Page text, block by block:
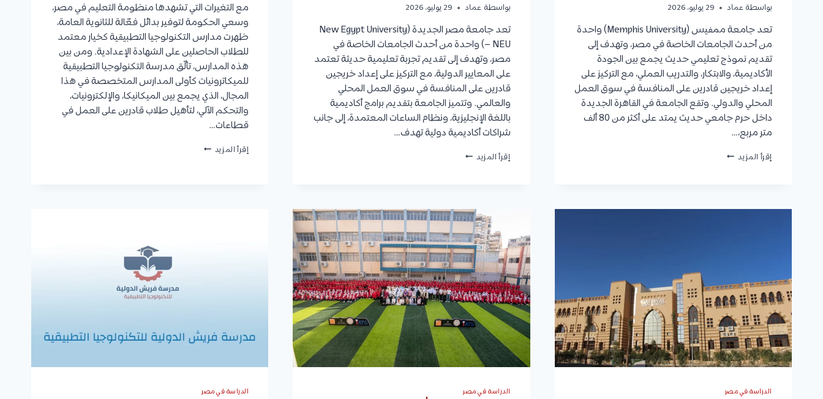
بواسطة عماد 29 يوليو، 2026
تعد جامعة ممفيس (Memphis University) واحدة
من أحدث الجامعات الخاصة في مصر، وتهدف إلى
تقديم نموذج تعليمي حديث يجمع بين الجودة
الأكاديمية، والابتكار، والتدريب العملي، مع التركيز على
إعداد خريجين قادرين على المنافسة في سوق العمل
المحلي والدولي. وتقع الجامعة في القاهرة الجديدة
داخل حرم جامعي حديث يمتد على أكثر من 80 ألف
متر مربع،…
إقرأ المزيد جامعة
التقديم
بواسطة عماد 29 يوليو، 2026
تعد جامعة مصر الجديدة (New Egypt University
– NEU) واحدة من أحدث الجامعات الخاصة في
مصر، وتهدف إلى تقديم تجربة تعليمية حديثة تعتمد
على المعايير الدولية، مع التركيز على إعداد خريجين
قادرين على المنافسة في سوق العمل المحلي
والعالمي. وتتميز الجامعة بتقديم برامج أكاديمية
باللغة الإنجليزية، ونظام الساعات المعتمدة، إلى جانب
شراكات أكاديمية دولية تهدف…
إقرأ المزيد جامعة
الكليات
والتخصصات
والشروط
المصاريف
والتقديم
مع التغيرات التي تشهدها منظومة التعليم في مصر،
وسعي الحكومة لتوفير بدائل فعّالة للثانوية العامة،
ظهرت مدارس التكنولوجيا التطبيقية كخيار معتمد
للطلاب الحاصلين على الشهادة الإعدادية. ومن بين
هذه المدارس، تألّق مدرسة التكنولوجيا التطبيقية
للميكاترونيات كأولى المدارس المتخصصة في هذا
المجال، الذي يجمع بين الميكانيكا، والإلكترونيات،
والتحكم الآلي، لتأهيل طلاب قادرين على العمل في
قطاعات…
إقرأ المزيد مدرسة
الدراسة في مصر الدراسة في مصر الدراسة في مصر